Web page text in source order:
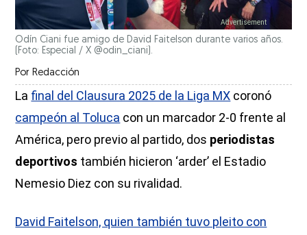
Odín Ciani fue amigo de David Faitelson durante varios años.
(Foto: Especial / X @odin_ciani).
Por Redacción
La final del Clausura 2025 de la Liga MX coronó
campeón al Toluca con un marcador 2-0 frente al
América, pero previo al partido, dos periodistas
deportivos también hicieron ‘arder’ el Estadio
Nemesio Diez con su rivalidad.
David Faitelson, quien también tuvo pleito con